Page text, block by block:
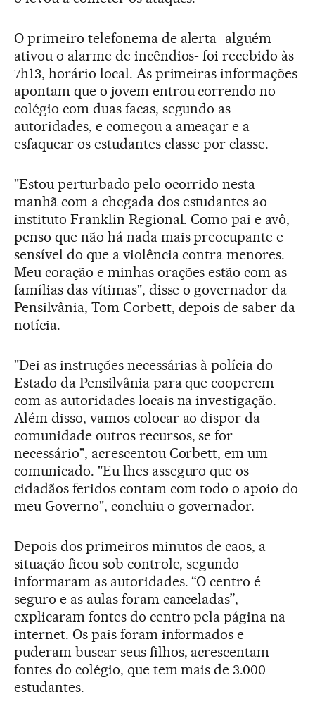
O primeiro telefonema de alerta -alguém
ativou o alarme de incêndios- foi recebido às
7h13, horário local. As primeiras informações
apontam que o jovem entrou correndo no
colégio com duas facas, segundo as
autoridades, e começou a ameaçar e a
esfaquear os estudantes classe por classe.
"Estou perturbado pelo ocorrido nesta
manhã com a chegada dos estudantes ao
instituto Franklin Regional. Como pai e avô,
penso que não há nada mais preocupante e
sensível do que a violência contra menores.
Meu coração e minhas orações estão com as
famílias das vítimas", disse o governador da
Pensilvânia, Tom Corbett, depois de saber da
notícia.
"Dei as instruções necessárias à polícia do
Estado da Pensilvânia para que cooperem
com as autoridades locais na investigação.
Além disso, vamos colocar ao dispor da
comunidade outros recursos, se for
necessário", acrescentou Corbett, em um
comunicado. "Eu lhes asseguro que os
cidadãos feridos contam com todo o apoio do
meu Governo", concluiu o governador.
Depois dos primeiros minutos de caos, a
situação ficou sob controle, segundo
informaram as autoridades. “O centro é
seguro e as aulas foram canceladas”,
explicaram fontes do centro pela página na
internet. Os pais foram informados e
puderam buscar seus filhos, acrescentam
fontes do colégio, que tem mais de 3.000
estudantes.